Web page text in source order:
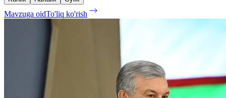
Mavzuga oidTo'liq ko'rish